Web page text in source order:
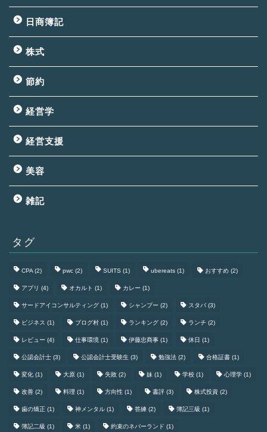
日商簿記
株式
節約
経営学
経営支援
美容
雑記
タグ
CPA (2) pwc (2) SUITS (1) ubereats (1) おすすめ (2)
アプリ (4) オカルト (1) カレー (1)
サードアイコンサルティング (1) シャンプー (2) スタバ (3)
ビジネス (1) ブログ村 (1) ランキング (2) ランチ (2)
レビュー (4) 仕事環境 (1) 伊藤忠商事 (1) 休日 (1)
公認会計士 (3) 公認会計士受験生 (3) 勉強法 (2) 合格証書 (1)
変化 (1) 大原 (1) 失敗 (2) 妹 (1) 学校 (1) 心理学 (1)
改善 (2) 料理 (1) 方向性 (1) 書評 (3) 株式投資 (2)
歯の矯正 (1) 神メンタル (1) 答練 (2) 簿記三級 (1)
簿記二級 (1) 米 (1) 約束のネバーランド (1)